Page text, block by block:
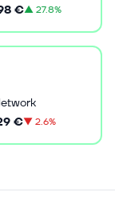
€▲27.8%
€▼2.6%